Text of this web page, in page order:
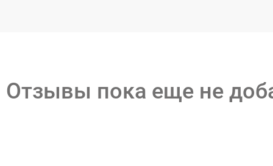
Отзывы пока еще не